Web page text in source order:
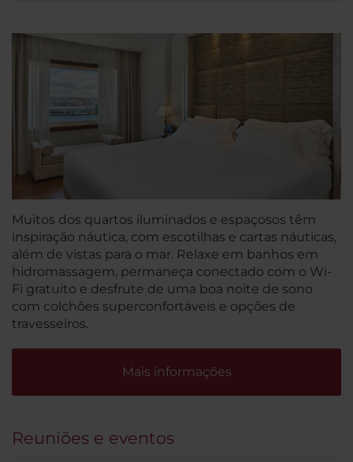
Muitos dos quartos iluminados e espaçosos têm
inspiração náutica, com escotilhas e cartas náuticas,
além de vistas para o mar. Relaxe em banhos em
hidromassagem, permaneça conectado com o Wi-
Fi gratuito e desfrute de uma boa noite de sono
com colchões superconfortáveis e opções de
travesseiros.
Mais informações
Reuniões e eventos